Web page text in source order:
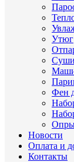
Утюг
Фен
Новости
Оплата и
Контакты